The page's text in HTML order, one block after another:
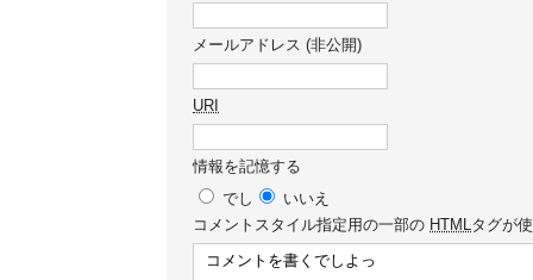
メールアドレス (非公開)
URI
情報を記憶する
でし
いいえ
コメント スタイル指定用の一部の HTMLタグが